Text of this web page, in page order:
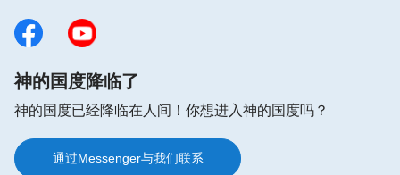
神的国度降临了
神的国度已经降临在人间！你想进入神的国度吗？
通过Messenger与我们联系